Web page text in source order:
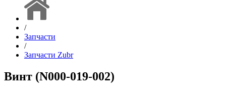
/
Запчасти
/
Запчасти Zubr
Винт (N000-019-002)